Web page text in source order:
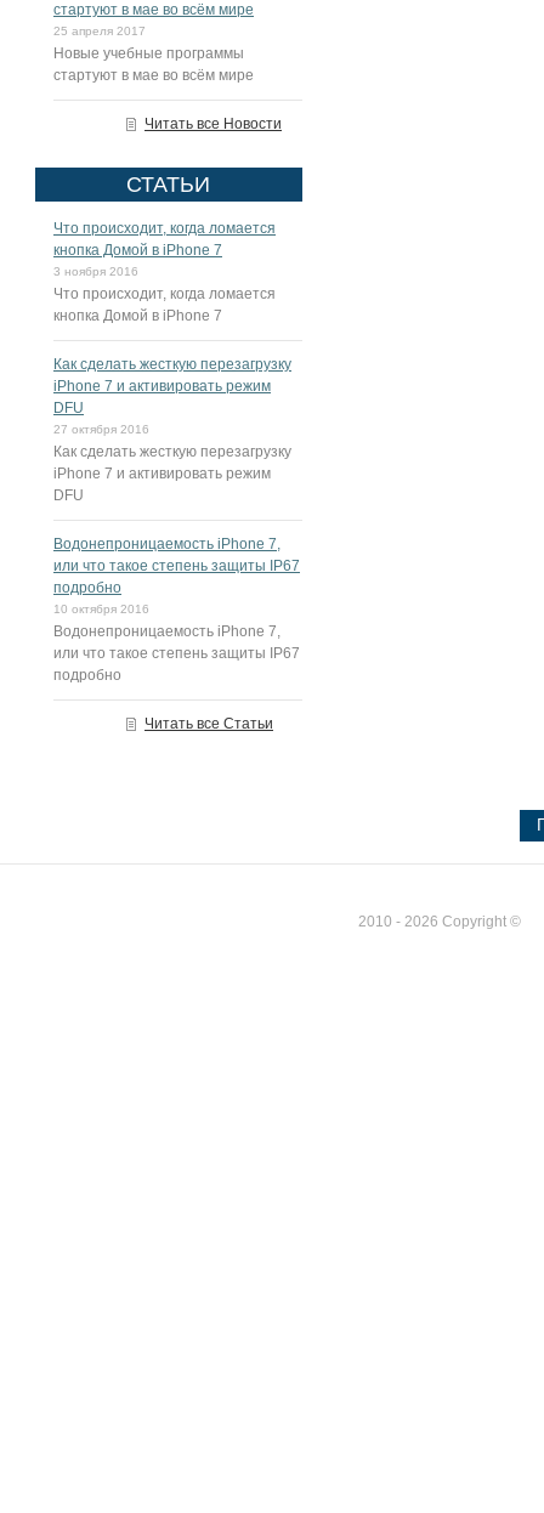
стартуют в мае во всём мире
25 апреля 2017
Новые учебные программы
стартуют в мае во всём мире
Читать все Новости
СТАТЬИ
Что происходит, когда ломается
кнопка Домой в iPhone 7
3 ноября 2016
Что происходит, когда ломается
кнопка Домой в iPhone 7
Как сделать жесткую перезагрузку
iPhone 7 и активировать режим
DFU
27 октября 2016
Как сделать жесткую перезагрузку
iPhone 7 и активировать режим
DFU
Водонепроницаемость iPhone 7,
или что такое степень защиты IP67
подробно
10 октября 2016
Водонепроницаемость iPhone 7,
или что такое степень защиты IP67
подробно
Читать все Статьи
2010 - 2026 Copyright ©